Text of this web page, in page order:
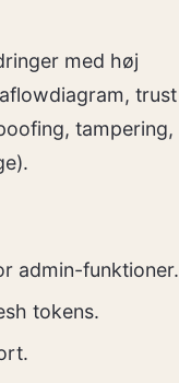
med høj
trust
tampering,
admin-funktioner.
tokens.